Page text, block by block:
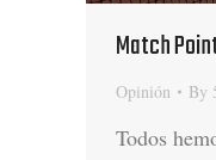
Match
Opinión By
Todos